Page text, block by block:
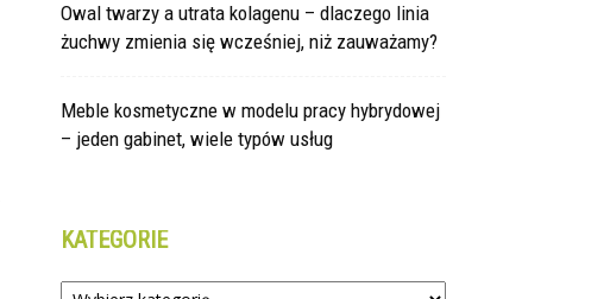
Owal twarzy a utrata kolagenu – dlaczego linia
żuchwy zmienia się wcześniej, niż zauważamy?
Meble kosmetyczne w modelu pracy hybrydowej
– jeden gabinet, wiele typów usług
KATEGORIE
Kategorie